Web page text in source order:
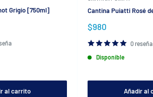
Grigio [750ml]
al carrito
Cantina Puiatti Rosé
Precio
venta
$980
0 reseña
Disponible
Añadir al